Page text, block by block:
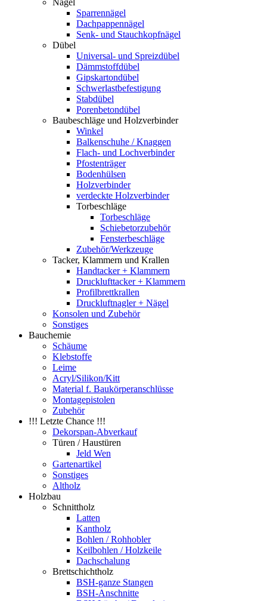
Nägel
Sparrennägel
Dachpappennägel
Senk- und Stauchkopfnägel
Dübel
Universal- und Spreizdübel
Dämmstoffdübel
Gipskartondübel
Schwerlastbefestigung
Stabdübel
Porenbetondübel
Baubeschläge und Holzverbinder
Winkel
Balkenschuhe / Knaggen
Flach- und Lochverbinder
Pfostenträger
Bodenhülsen
Holzverbinder
verdeckte Holzverbinder
Torbeschläge
Torbeschläge
Schiebetorzubehör
Fensterbeschläge
Zubehör/Werkzeuge
Tacker, Klammern und Krallen
Handtacker + Klammern
Drucklufttacker + Klammern
Profilbrettkrallen
Druckluftnagler + Nägel
Konsolen und Zubehör
Sonstiges
Bauchemie
Schäume
Klebstoffe
Leime
Acryl/Silikon/Kitt
Material f. Baukörperanschlüsse
Montagepistolen
Zubehör
!!! Letzte Chance !!!
Dekorspan-Abverkauf
Türen / Haustüren
Jeld Wen
Gartenartikel
Sonstiges
Altholz
Holzbau
Schnittholz
Latten
Kantholz
Bohlen / Rohhobler
Keilbohlen / Holzkeile
Dachschalung
Brettschichtholz
BSH-ganze Stangen
BSH-Anschnitte